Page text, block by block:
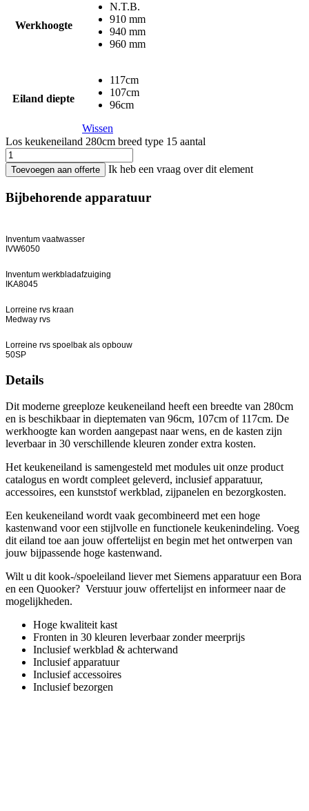
Werkhoogte
N.T.B.
910 mm
940 mm
960 mm
Eiland diepte
117cm
107cm
96cm
Wissen
Los keukeneiland 280cm breed type 15 aantal
Toevoegen aan offerte Ik heb een vraag over dit element
Bijbehorende apparatuur
Inventum vaatwasser
IVW6050
Inventum werkbladafzuiging
IKA8045
Lorreine rvs kraan
Medway rvs
Lorreine rvs spoelbak als opbouw
50SP
Details
Dit moderne greeploze keukeneiland heeft een breedte van 280cm
en is beschikbaar in dieptematen van 96cm, 107cm of 117cm. De
werkhoogte kan worden aangepast naar wens, en de kasten zijn
leverbaar in 30 verschillende kleuren zonder extra kosten.
Het keukeneiland is samengesteld met modules uit onze product
catalogus en wordt compleet geleverd, inclusief apparatuur,
accessoires, een kunststof werkblad, zijpanelen en bezorgkosten.
Een keukeneiland wordt vaak gecombineerd met een hoge
kastenwand voor een stijlvolle en functionele keukenindeling. Voeg
dit eiland toe aan jouw offertelijst en begin met het ontwerpen van
jouw bijpassende hoge kastenwand.
Wilt u dit kook-/spoeleiland liever met Siemens apparatuur een Bora
en een Quooker? Verstuur jouw offertelijst en informeer naar de
mogelijkheden.
Hoge kwaliteit kast
Fronten in 30 kleuren leverbaar zonder meerprijs
Inclusief werkblad & achterwand
Inclusief apparatuur
Inclusief accessoires
Inclusief bezorgen